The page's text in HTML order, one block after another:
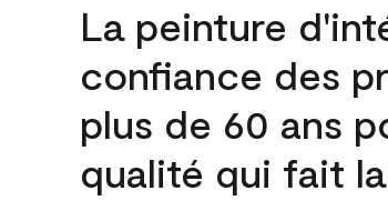
La peinture
confiance des
plus de 60 ans
qualité qui fait